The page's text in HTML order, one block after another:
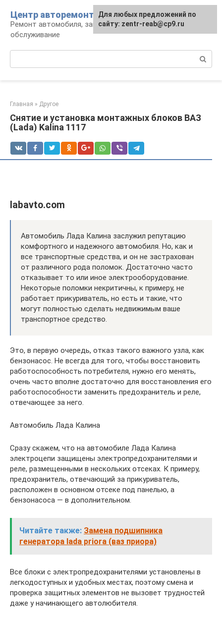
контенту
Центр авторемонта
Ремонт автомобиля, запчасти и
обслуживание
Главная » Другое
Снятие и установка монтажных блоков ВАЗ
(Lada) Kalina 1117
labavto.com
Автомобиль Лада Калина заслужил репутацию
комфортного и надежного автомобиля. Но, как и
все транспортные средства, и он не застрахован
от различного рода поломок. Достаточно часто
отказывает то или иное электрооборудование.
Некоторые поломки некритичны, к примеру, не
работает прикуриватель, но есть и такие, что
могут полностью сделать недвижимым ваше
транспортное средство.
Это, в первую очередь, отказ такого важного узла, как
бензонасос. Не всегда для того, чтобы восстановить
работоспособность потребителя, нужно его менять,
очень часто вполне достаточно для восстановления его
работоспособности заменить предохранитель и реле,
отвечающее за него.
Автомобиль Лада Калина
Сразу скажем, что на автомобиле Лада Калина
электроцепи защищены электропредохранителями и
реле, размещенными в нескольких отсеках. К примеру,
предохранитель, отвечающий за прикуриватель,
расположен в основном отсеке под панелью, а
бензонасоса — в дополнительном.
Читайте также: Замена подшипника
генератора lada priora (ваз приора)
Все блоки с электропредохранителями установлены в
легкодоступных и удобных местах, поэтому смена и
проверка защитных элементов не вызовет трудностей
даже у начинающего автолюбителя.
Для любых предложений по
сайту: zentr-reab@cp9.ru